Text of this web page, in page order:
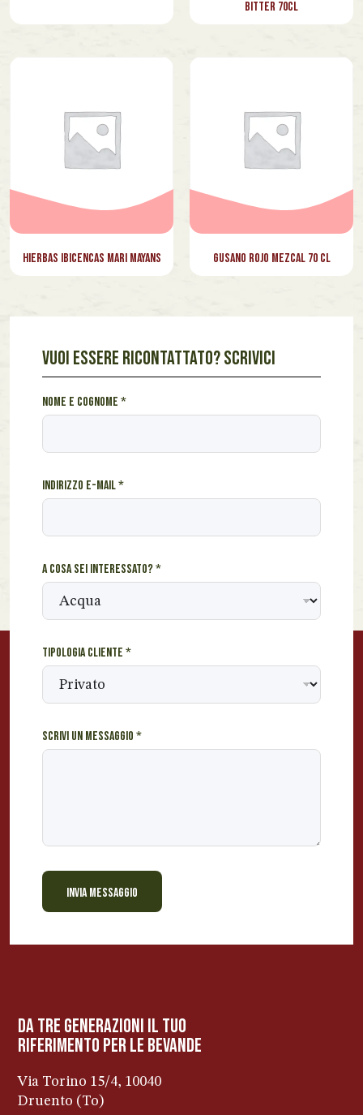
Bitter 70cl
Hierbas Ibicencas Mari Mayans Gusano Rojo Mezcal 70 cl
VUOI ESSERE RICONTATTATO? SCRIVICI
Nome e cognome *
Indirizzo e-mail*
A cosa sei interessato?*
Tipologia cliente *
Scrivi un messaggio *
INVIA MESSAGGIO
da tre generazioni il tuo
riferimento per le bevanDe
Via Torino 15/4, 10040
Druento (To)